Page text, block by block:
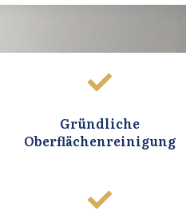
Gründliche
Oberflächenreinigung